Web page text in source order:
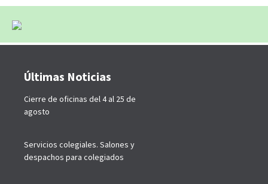
Últimas Noticias
Cierre de oficinas del 4 al 25 de
agosto
Servicios colegiales. Salones y
despachos para colegiados